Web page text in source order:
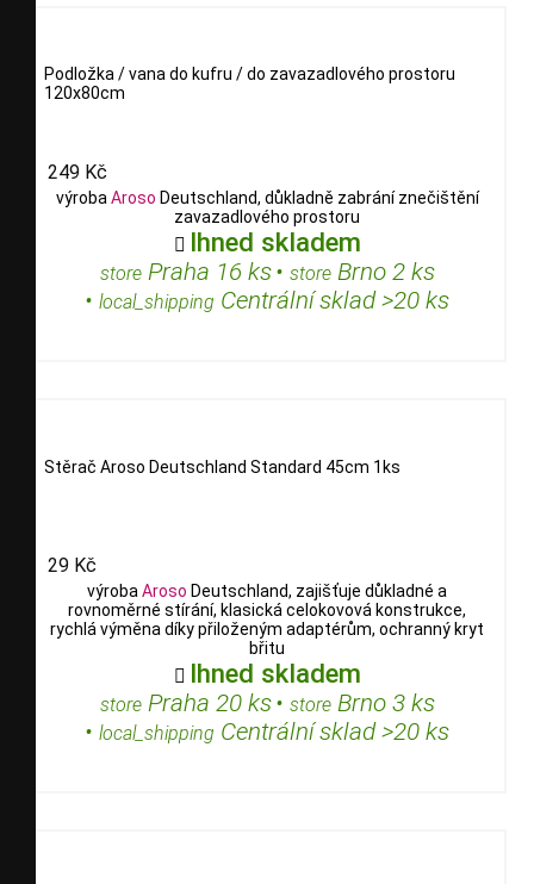
Podložka / vana do kufru / do zavazadlového prostoru
120x80cm
249 Kč
výrobaAroso Deutschland, důkladně zabrání znečištění
zavazadlového prostoru
 Ihned skladem
storePraha 16 ks• storeBrno 2 ks
• local_shipping Centrální sklad >20 ks
Stěrač Aroso Deutschland Standard 45cm 1ks
29 Kč
výroba Aroso Deutschland, zajišťuje důkladné a
rovnoměrné stírání, klasická celokovová konstrukce,
rychlá výměna díky přiloženým adaptérům, ochranný kryt
břitu
 Ihned skladem
storePraha 20 ks• storeBrno 3 ks
• local_shipping Centrální sklad >20 ks